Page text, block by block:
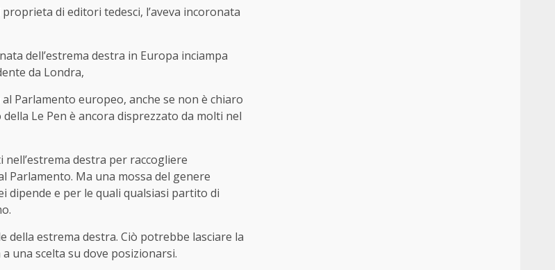
di editori tedesci, l’aveva incoronata
dell’estrema destra in Europa inciampa
da Londra,
Parlamento europeo, anche se non è chiaro
Le Pen è ancora disprezzato da molti nel
destra per raccogliere
Ma una mossa del genere
dipende e per le quali qualsiasi partito di
della estrema destra. Ciò potrebbe lasciare la
una scelta su dove posizionarsi.